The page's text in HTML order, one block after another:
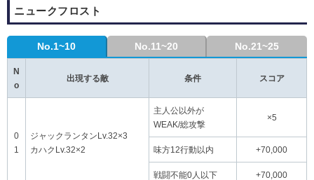
ニュークフロスト
No.1~10 No.11~20 No.21~25
N
o
出現する敵 条件 スコア
0
1
ジャックランタンLv.32×3
カハクLv.32×2
主人公以外が
WEAK/総攻撃
×5
味方12行動以内 +70,000
戦闘不能0人以下 +70,000